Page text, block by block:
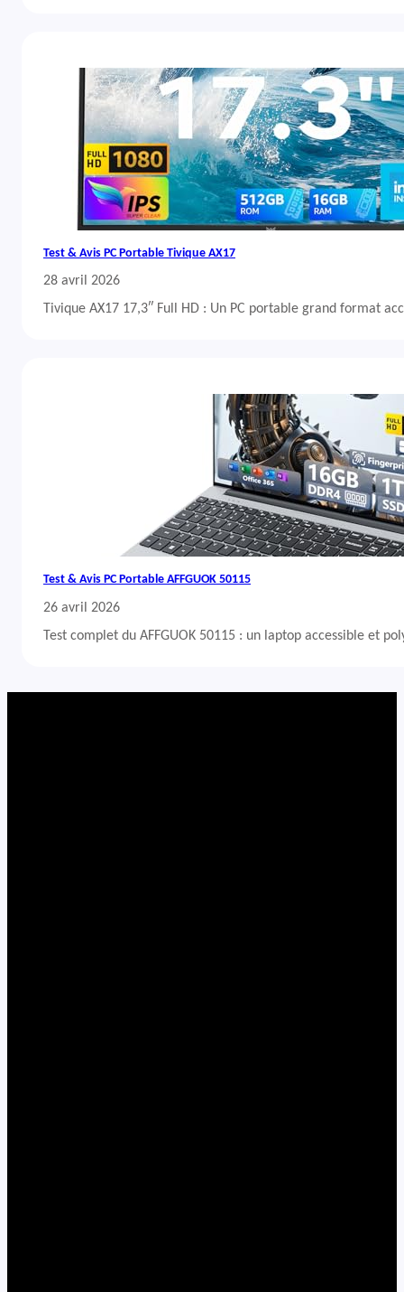
Test & Avis PC Portable Tivique AX17
28 avril 2026
Tivique AX17 17,3″ Full HD : Un PC portable grand format
Test & Avis PC Portable AFFGUOK 50115
26 avril 2026
Test complet du AFFGUOK 50115 : un laptop accessible